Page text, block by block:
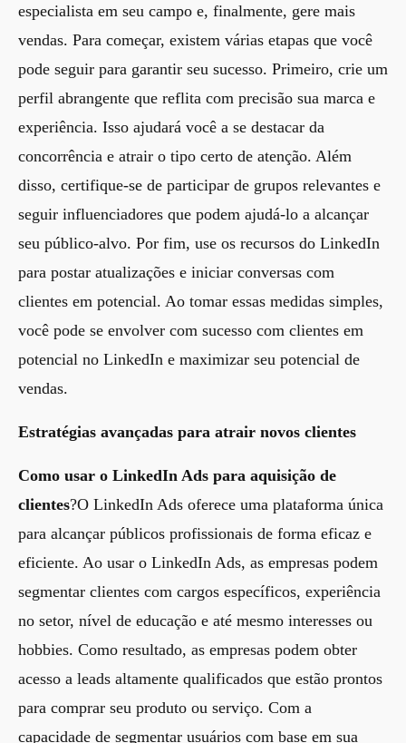
especialista em seu campo e, finalmente, gere mais
vendas. Para começar, existem várias etapas que você
pode seguir para garantir seu sucesso. Primeiro, crie um
perfil abrangente que reflita com precisão sua marca e
experiência. Isso ajudará você a se destacar da
concorrência e atrair o tipo certo de atenção. Além
disso, certifique-se de participar de grupos relevantes e
seguir influenciadores que podem ajudá-lo a alcançar
seu público-alvo. Por fim, use os recursos do LinkedIn
para postar atualizações e iniciar conversas com
clientes em potencial. Ao tomar essas medidas simples,
você pode se envolver com sucesso com clientes em
potencial no LinkedIn e maximizar seu potencial de
vendas.
Estratégias avançadas para atrair novos clientes
Como usar o LinkedIn Ads para aquisição de
clientes?O LinkedIn Ads oferece uma plataforma única
para alcançar públicos profissionais de forma eficaz e
eficiente. Ao usar o LinkedIn Ads, as empresas podem
segmentar clientes com cargos específicos, experiência
no setor, nível de educação e até mesmo interesses ou
hobbies. Como resultado, as empresas podem obter
acesso a leads altamente qualificados que estão prontos
para comprar seu produto ou serviço. Com a
capacidade de segmentar usuários com base em sua